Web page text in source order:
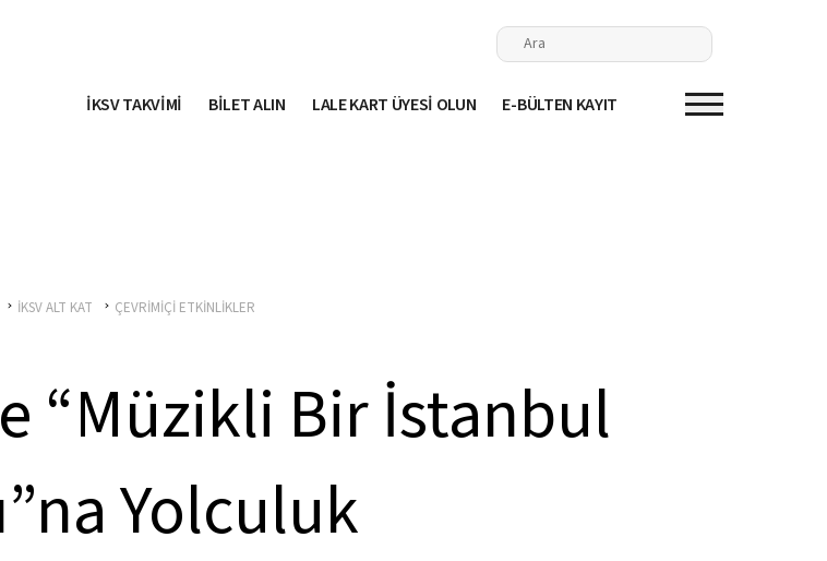
İKSV TAKVİMİ BİLET ALIN LALE KART ÜYESİ OLUN E-BÜLTEN KAYIT
İKSV ALT KAT ÇEVRİMİÇİ ETKİNLİKLER
“Müzikli Bir İstanbul
Yolculuk